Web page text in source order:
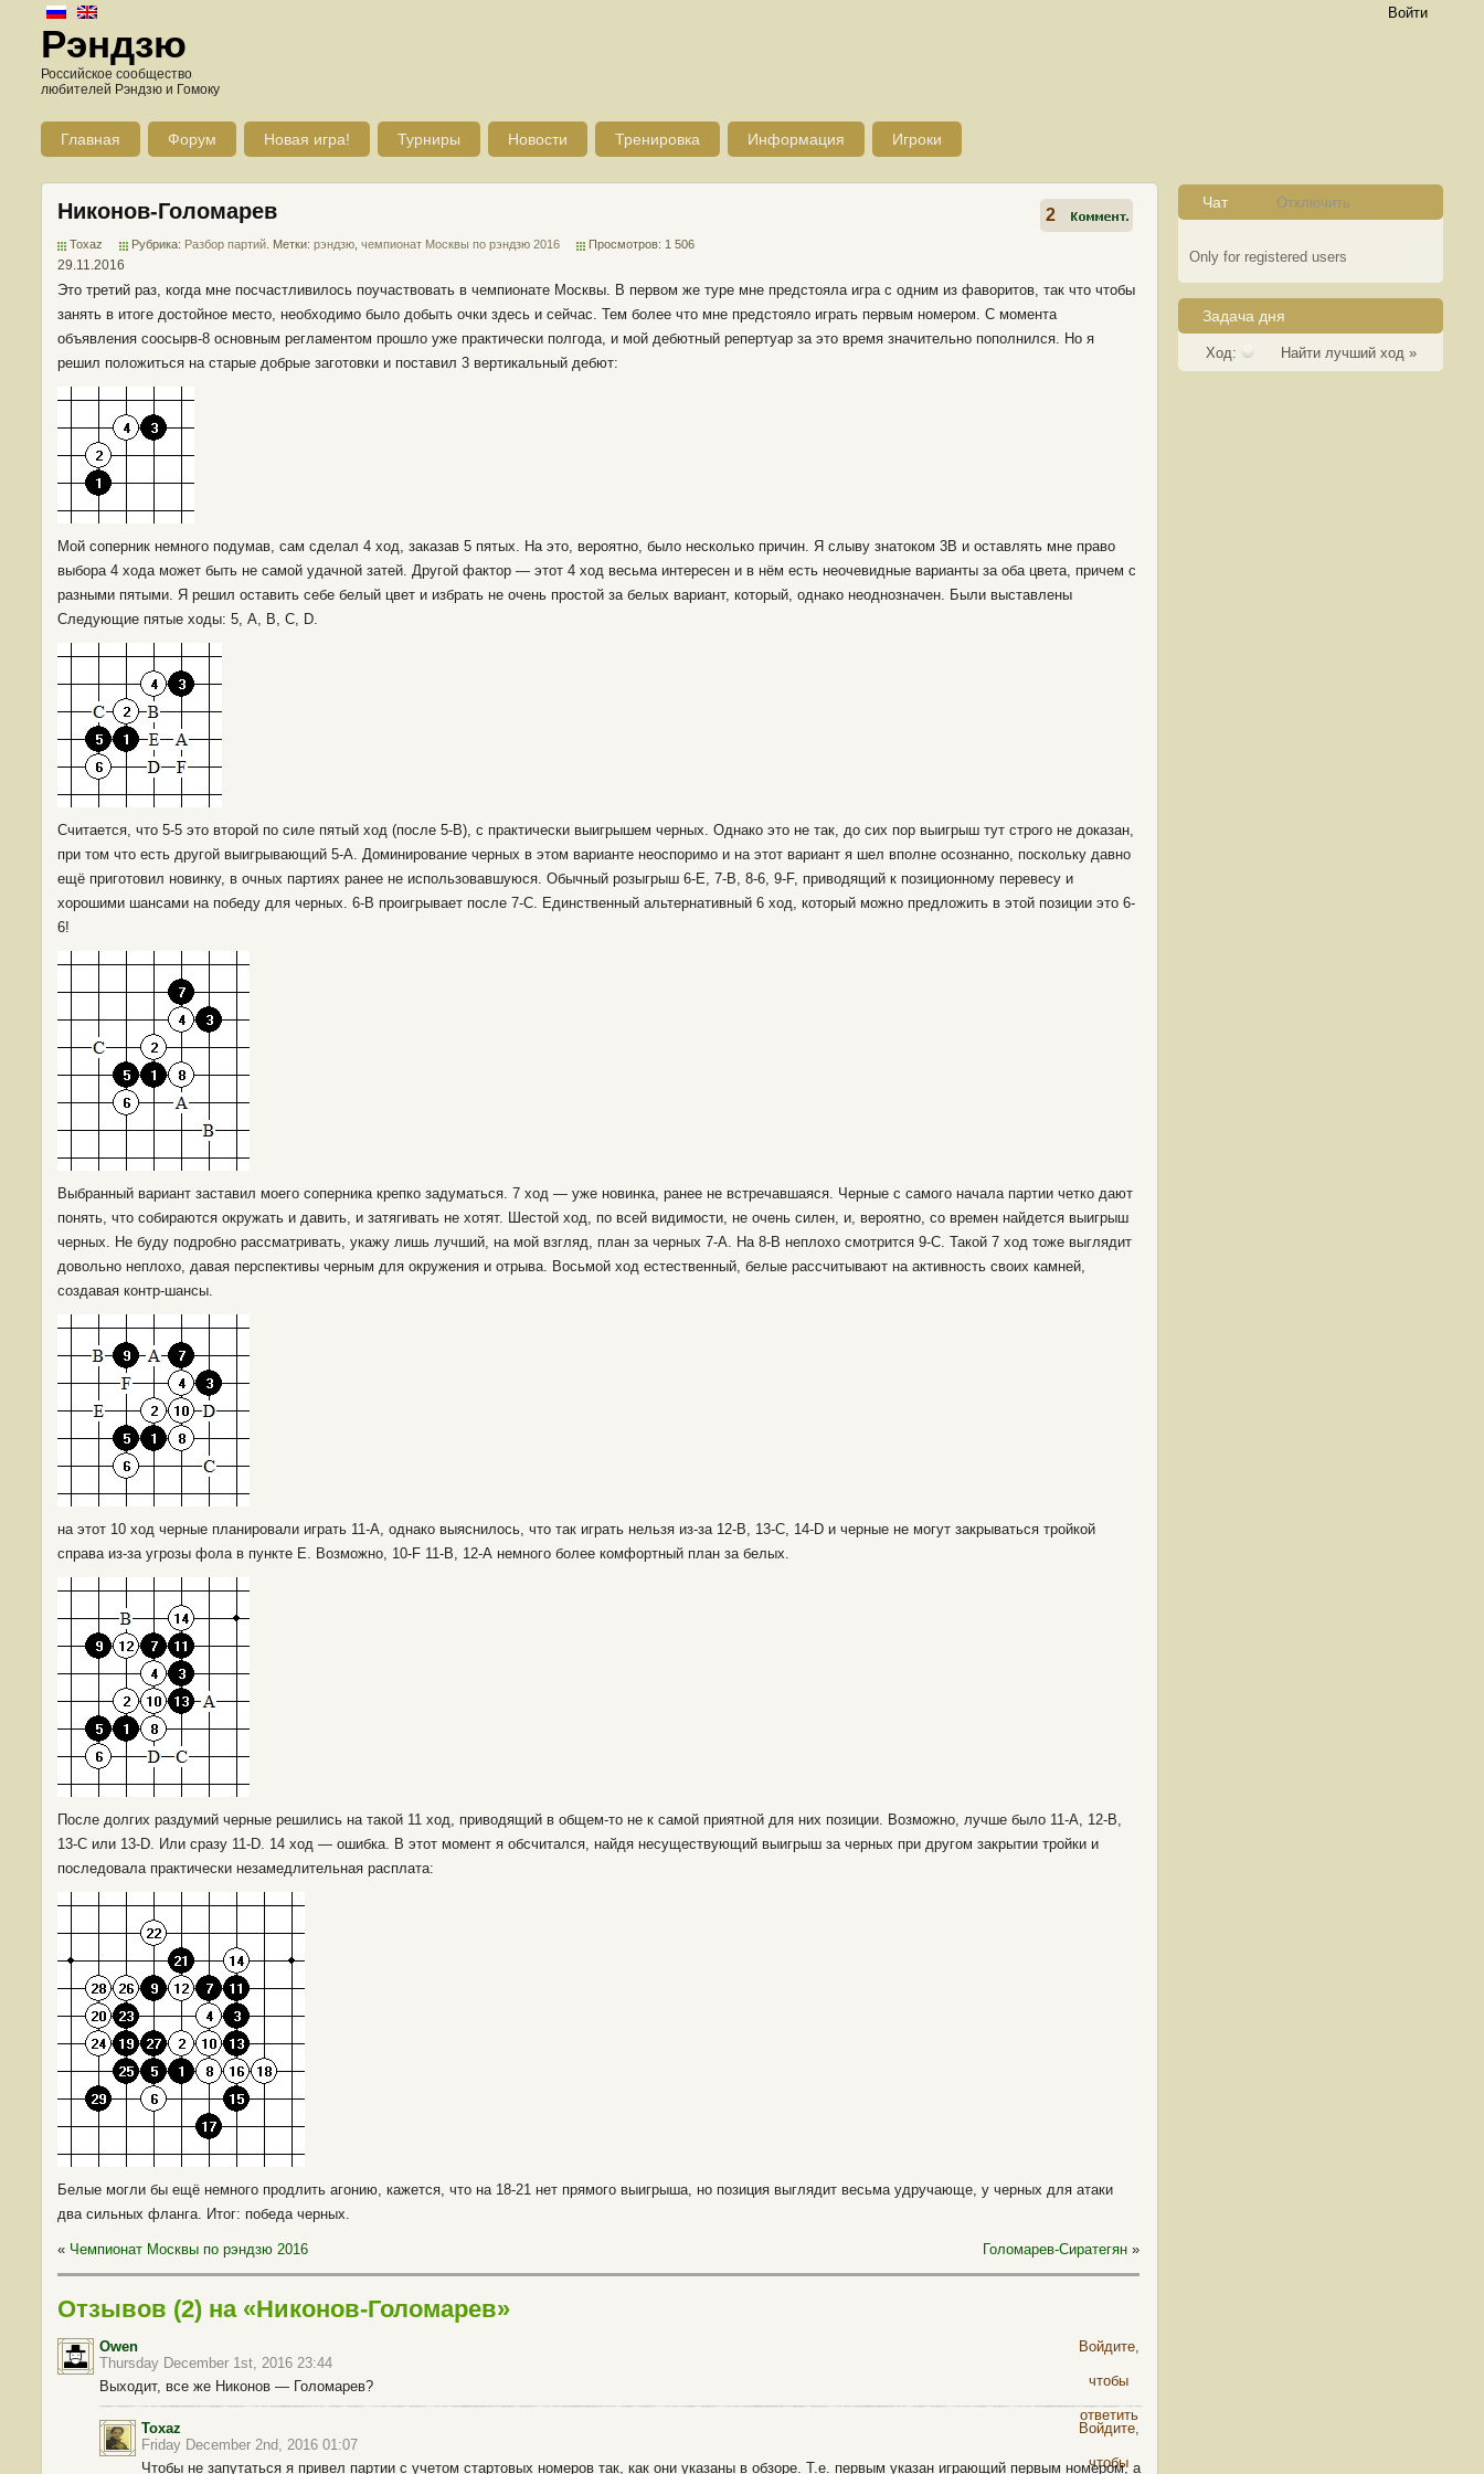
Войти
Рэндзю
Российское сообщество
любителей Рэндзю и Гомоку
Главная Форум Новая игра! Турниры Новости Тренировка Информация Игроки
Никонов-Голомарев
Toxaz Рубрика: Разбор партий . Метки: рэндзю чемпионат Москвы по рэндзю 2016 Просмотров: 1 506
29.11.2016
2
Это третий раз, когда мне посчастливилось поучаствовать в чемпионате Москвы. В первом же туре мне предстояла игра с одним из фаворитов, так что чтобы
занять в итоге достойное место, необходимо было добыть очки здесь и сейчас. Тем более что мне предстояло играть первым номером. С момента
объявления соосырв-8 основным регламентом прошло уже практически полгода, и мой дебютный репертуар за это время значительно пополнился. Но я
решил положиться на старые добрые заготовки и поставил 3 вертикальный дебют:
Мой соперник немного подумав, сам сделал 4 ход, заказав 5 пятых. На это, вероятно, было несколько причин. Я слыву знатоком 3В и оставлять мне право
выбора 4 хода может быть не самой удачной затей. Другой фактор — этот 4 ход весьма интересен и в нём есть неочевидные варианты за оба цвета, причем с
разными пятыми. Я решил оставить себе белый цвет и избрать не очень простой за белых вариант, который, однако неоднозначен. Были выставлены
Следующие пятые ходы: 5, A, B, C, D.
Считается, что 5-5 это второй по силе пятый ход (после 5-В), с практически выигрышем черных. Однако это не так, до сих пор выигрыш тут строго не доказан,
при том что есть другой выигрывающий 5-А. Доминирование черных в этом варианте неоспоримо и на этот вариант я шел вполне осознанно, поскольку давно
ещё приготовил новинку, в очных партиях ранее не использовавшуюся. Обычный розыгрыш 6-E, 7-B, 8-6, 9-F, приводящий к позиционному перевесу и
хорошими шансами на победу для черных. 6-В проигрывает после 7-С. Единственный альтернативный 6 ход, который можно предложить в этой позиции это 6-
6!
Выбранный вариант заставил моего соперника крепко задуматься. 7 ход — уже новинка, ранее не встречавшаяся. Черные с самого начала партии четко дают
понять, что собираются окружать и давить, и затягивать не хотят. Шестой ход, по всей видимости, не очень силен, и, вероятно, со времен найдется выигрыш
черных. Не буду подробно рассматривать, укажу лишь лучший, на мой взгляд, план за черных 7-А. На 8-В неплохо смотрится 9-С. Такой 7 ход тоже выглядит
довольно неплохо, давая перспективы черным для окружения и отрыва. Восьмой ход естественный, белые рассчитывают на активность своих камней,
создавая контр-шансы.
на этот 10 ход черные планировали играть 11-А, однако выяснилось, что так играть нельзя из-за 12-В, 13-С, 14-D и черные не могут закрываться тройкой
справа из-за угрозы фола в пункте E. Возможно, 10-F 11-В, 12-А немного более комфортный план за белых.
После долгих раздумий черные решились на такой 11 ход, приводящий в общем-то не к самой приятной для них позиции. Возможно, лучше было 11-А, 12-В,
13-С или 13-D. Или сразу 11-D. 14 ход — ошибка. В этот момент я обсчитался, найдя несуществующий выигрыш за черных при другом закрытии тройки и
последовала практически незамедлительная расплата:
Белые могли бы ещё немного продлить агонию, кажется, что на 18-21 нет прямого выигрыша, но позиция выглядит весьма удручающе, у черных для атаки
два сильных фланга. Итог: победа черных.
« Чемпионат Москвы по рэндзю 2016 Голомарев-Сиратегян »
Отзывов (2) на «Никонов-Голомарев»
Owen
Thursday December 1st, 2016 23:44
Войдите,
чтобы
ответить
Выходит, все же Никонов — Голомарев?
Toxaz
Friday December 2nd, 2016 01:07
Войдите,
чтобы
Чтобы не запутаться я привел партии с учетом стартовых номеров так, как они указаны в обзоре. Т.е. первым указан играющий первым номером, а
Чат Отключить
Only for registered users
Задача дня
Ход: Найти лучший ход »